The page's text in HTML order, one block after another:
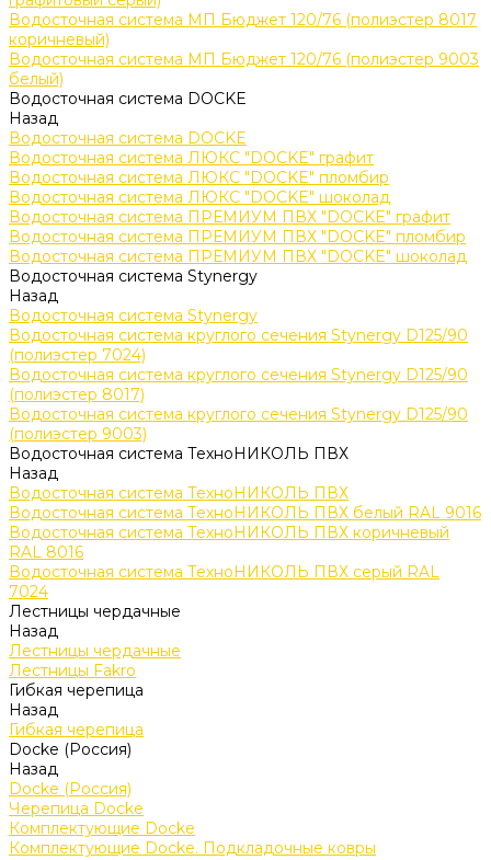
Водосточная система МП Бюджет 120/76 (полиэстер 8017
коричневый)
Водосточная система МП Бюджет 120/76 (полиэстер 9003
белый)
Водосточная система DOCKE
Назад
Водосточная система DOCKE
Водосточная система ЛЮКС "DOCKE" графит
Водосточная система ЛЮКС "DOCKE" пломбир
Водосточная система ЛЮКС "DOCKE" шоколад
Водосточная система ПРЕМИУМ ПВХ "DOCKE" графит
Водосточная система ПРЕМИУМ ПВХ "DOCKE" пломбир
Водосточная система ПРЕМИУМ ПВХ "DOCKE" шоколад
Водосточная система Stynergy
Назад
Водосточная система Stynergy
Водосточная система круглого сечения Stynergy D125/90
(полиэстер 7024)
Водосточная система круглого сечения Stynergy D125/90
(полиэстер 8017)
Водосточная система круглого сечения Stynergy D125/90
(полиэстер 9003)
Водосточная система ТехноНИКОЛЬ ПВХ
Назад
Водосточная система ТехноНИКОЛЬ ПВХ
Водосточная система ТехноНИКОЛЬ ПВХ белый RAL 9016
Водосточная система ТехноНИКОЛЬ ПВХ коричневый
RAL 8016
Водосточная система ТехноНИКОЛЬ ПВХ серый RAL
7024
Лестницы чердачные
Назад
Лестницы чердачные
Лестницы Fakro
Гибкая черепица
Назад
Гибкая черепица
Docke (Россия)
Назад
Docke (Россия)
Черепица Docke
Комплектующие Docke
Комплектующие Docke. Подкладочные ковры